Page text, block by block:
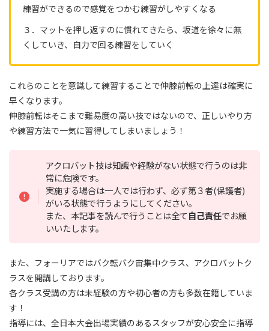
練習ができるので感覚をつかむ練習がしやすくなる
３．マットを押し返すのに慣れてきたら、坂道を徐々に無
くしていき、自力で回る練習をしていく
これらのことを意識して練習することで伸膝前転の上達は確実に
早くなります。
伸膝前転はそこまで難易度の高い技ではないので、正しいやり方
や練習方法で一気に習得してしまいましょう！
アクロバット技は知識や経験がない状態で行うのは非
常に危険です。
実施する場合は一人では行わず、必ず第３者(保護者)
がいる状態で行うようにしてください。
また、本記事を読んで行うことは全て自己責任でお願
いいたします。
また、フォーリアではバク転バク宙集中クラス、アクロバットク
ラスを開講しております。
各クラス受講の方は未経験の方や初心者の方も多数在籍していま
す！
指導には、全日本大会出場実績のあるスタッフが安心安全に指導